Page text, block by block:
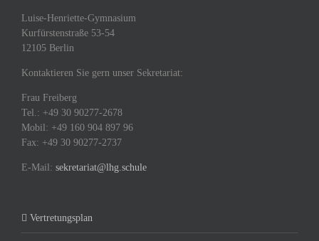
Luise-Henriette-Gymnasium
Kurfürstenstraße 53-54
12105 Berlin
Kontaktieren Sie gern unser Sekretariat:
Frau Freiberg
Tel.: +49 30 90277-2678
Mobil: +49 160 904 897 96
Fax: +49 30 90277-2737
E-Mail: sekretariat@lhg.schule
Vertretungsplan